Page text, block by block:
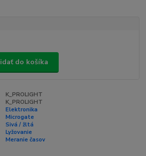
do košíka
K_PROLIGHT
K_PROLIGHT
Elektronika
Microgate
Sivá / žltá
Lyžovanie
Meranie časov